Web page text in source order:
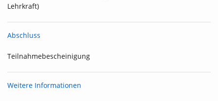
Lehrkraft)
Abschluss
Teilnahmebescheinigung
Weitere Informationen